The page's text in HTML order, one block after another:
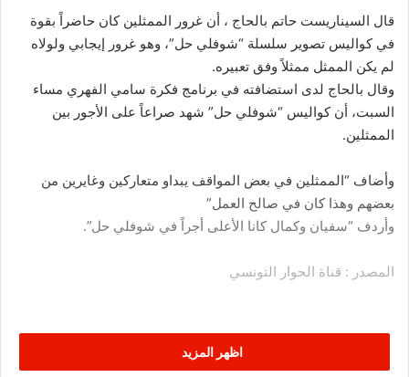
قال السيناريست حاتم بالحاج ، أن غرور الممثلين كان حاضراً بقوة
في كواليس تصوير سلسلة “شوفلي حل”، وهو غرور إيجابي ولولاه
لم يكن الممثل ممثلاً وفق تعبيره.
وقال بالحاج لدى استضافته في برنامج فكرة سامي الفهري مساء
السبت، أن كواليس “شوفلي حل” شهد صراعاً على الأجور بين
الممثلين.
وأضاف “الممثلين في بعض المواقف يبداو متعاركين وغايرين من
بعضهم وهذا كان في صالح العمل”
وأردف “سفيان وكمال كانا الأعلى أجراً في شوفلي حل”.
المصدر : قناة الحوار التونسي
اظهر المزيد